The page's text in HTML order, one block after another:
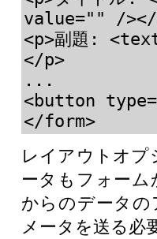
value="" /></
<p>副題:
</p>
...
<button
</form>
レイアウトオプ
ータもフォー
からのデータ
メータを送る必